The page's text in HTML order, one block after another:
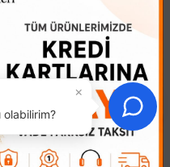
farklı amaçlara yönelik
doğal yolla çoğaltılır
gibi, üretim sürecini de
mühendislik çalışması
verimli üretim için ideal
şekilde tasarlanan
×
olabilirim?